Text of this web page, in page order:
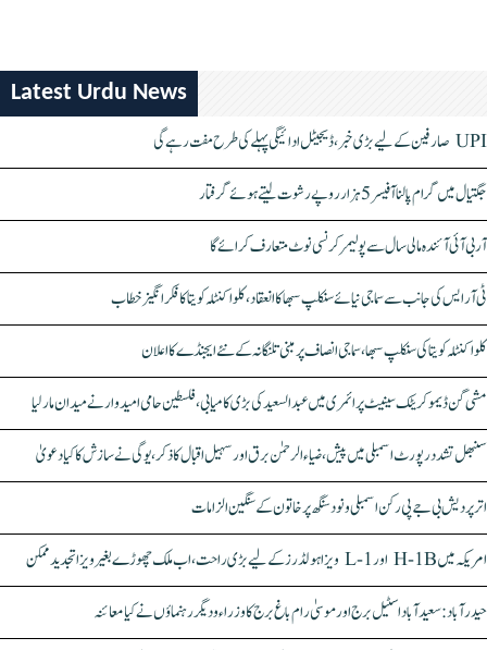
Latest Urdu News
UPI صارفین کے لیے بڑی خبر، ڈیجیٹل ادائیگی پہلے کی طرح مفت رہے گی
جگتیال میں گرام پالنا آفیسر 5 ہزار روپے رشوت لیتے ہوئے گرفتار
آر بی آئی آئندہ مالی سال سے پولیمر کرنسی نوٹ متعارف کرائے گا
ٹی آر ایس کی جانب سے سماجی نیائے سنکلپ سبھا کا انعقاد، کلواکنٹلہ کویتا کا فکر انگیز خطاب
کلواکنٹلہ کویتا کی سنکلپ سبھا، سماجی انصاف پر مبنی تلنگانہ کے نئے ایجنڈے کا اعلان
مشی گن ڈیموکریٹک سینیٹ پرائمری میں عبدالسعید کی بڑی کامیابی، فلسطین حامی امیدوار نے میدان مار لیا
سنبھل تشدد رپورٹ اسمبلی میں پیش، ضیاء الرحمٰن برق اور سہیل اقبال کا ذکر، یوگی نے سازش کا کیا دعویٰ
اتر پردیش بی جے پی رکن اسمبلی ونود سنگھ پر خاتون کے سنگین الزامات
امریکہ میں H-1B اور L-1 ویزا ہولڈرز کے لیے بڑی راحت، اب ملک چھوڑے بغیر ویزا تجدید ممکن
حیدرآباد: سعیدآباد اسٹیل برج اور موسیٰ رام باغ برج کا وزراء و دیگر رہنماؤں نے کیا معائنہ